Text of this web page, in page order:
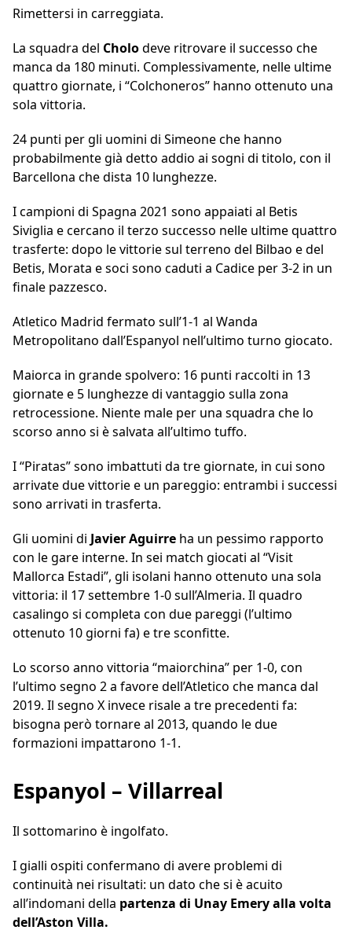
Rimettersi in carreggiata.
La squadra del Cholodeve ritrovare il successo che
manca da 180 minuti. Complessivamente, nelle ultime
quattro giornate, i “Colchoneros” hanno ottenuto una
sola vittoria.
24 punti per gli uomini di Simeone che hanno
probabilmente già detto addio ai sogni di titolo, con il
Barcellona che dista 10 lunghezze.
I campioni di Spagna 2021 sono appaiati al Betis
Siviglia e cercano il terzo successo nelle ultime quattro
trasferte: dopo le vittorie sul terreno del Bilbao e del
Betis, Morata e soci sono caduti a Cadice per 3-2 in un
finale pazzesco.
Atletico Madrid fermato sull’1-1 al Wanda
Metropolitano dall’Espanyol nell’ultimo turno giocato.
Maiorca in grande spolvero: 16 punti raccolti in 13
giornate e 5 lunghezze di vantaggio sulla zona
retrocessione. Niente male per una squadra che lo
scorso anno si è salvata all’ultimo tuffo.
I “Piratas” sono imbattuti da tre giornate, in cui sono
arrivate due vittorie e un pareggio: entrambi i successi
sono arrivati in trasferta.
Gli uomini di Javier Aguirre ha un pessimo rapporto
con le gare interne. In sei match giocati al “Visit
Mallorca Estadi”, gli isolani hanno ottenuto una sola
vittoria: il 17 settembre 1-0 sull’Almeria. Il quadro
casalingo si completa con due pareggi (l’ultimo
ottenuto 10 giorni fa) e tre sconfitte.
Lo scorso anno vittoria “maiorchina” per 1-0, con
l’ultimo segno 2 a favore dell’Atletico che manca dal
2019. Il segno X invece risale a tre precedenti fa:
bisogna però tornare al 2013, quando le due
formazioni impattarono 1-1.
Espanyol – Villarreal
Il sottomarino è ingolfato.
I gialli ospiti confermano di avere problemi di
continuità nei risultati: un dato che si è acuito
all’indomani della partenza di Unay Emery alla volta
dell’Aston Villa.